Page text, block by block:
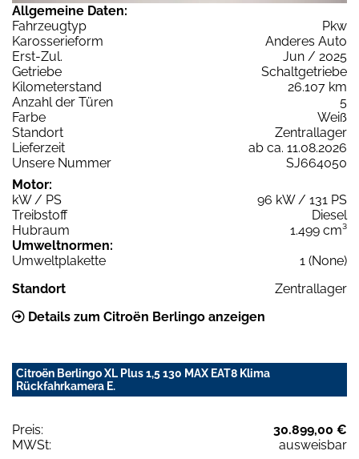
Allgemeine Daten:
Fahrzeugtyp
Pkw
Karosserieform
Anderes Auto
Erst-Zul.
Jun / 2025
Getriebe
Schaltgetriebe
Kilometerstand
26.107 km
Anzahl der Türen
5
Farbe
Weiß
Standort
Zentrallager
Lieferzeit
ab ca. 11.08.2026
Unsere Nummer
SJ664050
Motor:
kW / PS
96 kW / 131 PS
Treibstoff
Diesel
Hubraum
1.499 cm³
Umweltnormen:
Umweltplakette
1 (None)
Standort
Zentrallager
Details zum Citroën Berlingo anzeigen
Citroën Berlingo XL Plus 1,5 130 MAX EAT8 Klima
Rückfahrkamera E.
Preis:
30.899,00 €
MWSt:
ausweisbar